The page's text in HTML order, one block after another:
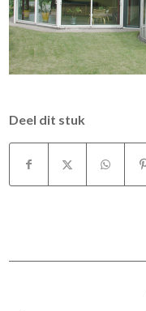
Deel dit stuk